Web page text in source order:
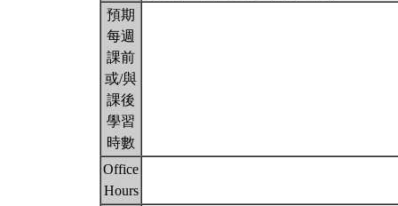
預期
每週
課前
或/與
課後
學習
時數
Office
Hours